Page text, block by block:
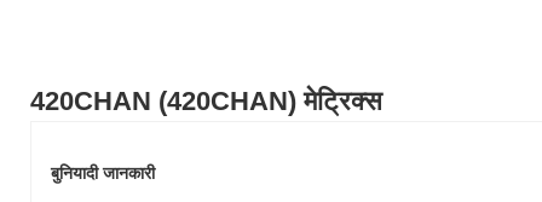
420CHAN (420CHAN) मेट्रिक्स
बुनियादी जानकारी